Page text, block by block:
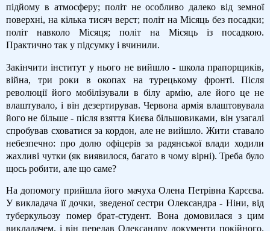
підйому в атмосферу; політ не особливо далеко від земної
поверхні, на кілька тисяч верст; політ на Місяць без посадки;
політ навколо Місяця; політ на Місяць із посадкою.
Практично так у підсумку і вчинили.
Закінчити інститут у нього не вийшло - школа прапорщиків,
війна, три роки в окопах на турецькому фронті. Після
революції його мобілізували в білу армію, але його це не
влаштувало, і він дезертирував. Червона армія влаштовувала
його не більше - після взяття Києва більшовиками, він узагалі
спробував сховатися за кордон, але не вийшло. Жити ставало
небезпечно: про долю офіцерів за радянської влади ходили
жахливі чутки (як виявилося, багато в чому вірні). Треба було
щось робити, але що саме?
На допомогу прийшла його мачуха Олена Петрівна Карєєва.
У викладача її дочки, зведеної сестри Олександра - Ніни, від
туберкульозу помер брат-студент. Вона домовилася з цим
викладачем, і він передав Олександру документи покійного.